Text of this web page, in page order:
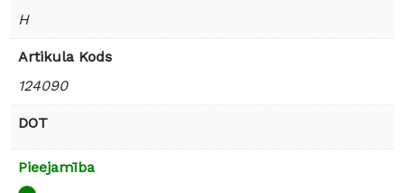
H
Artikula Kods
124090
DOT
Pieejamība